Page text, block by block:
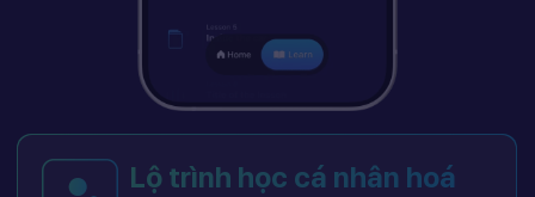
Lộ trình học cá nhân hoá